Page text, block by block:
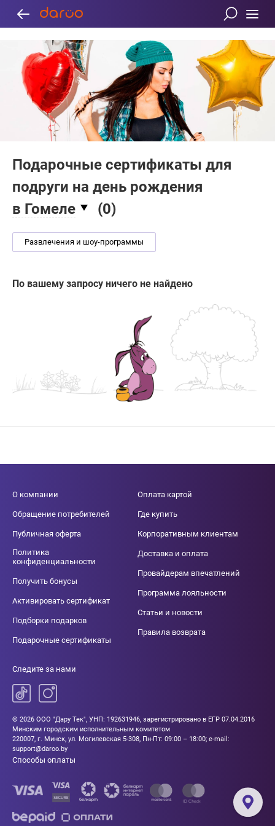
Подарочные сертификаты для
подруги на день рождения
в Гомеле
(0)
Развлечения и шоу-программы
По вашему запросу ничего не найдено
О компании
Обращение потребителей
Публичная оферта
Политика
конфиденциальности
Получить бонусы
Активировать сертификат
Подборки подарков
Подарочные сертификаты
Оплата картой
Где купить
Корпоративным клиентам
Доставка и оплата
Провайдерам впечатлений
Программа лояльности
Статьи и новости
Правила возврата
Следите за нами
© 2026 ООО "Дару Тек", УНП: 192631946, зарегистрировано в ЕГР 07.04.2016
Минским городским исполнительным комитетом
220007, г. Минск, ул. Могилевская 5-308, Пн-Пт: 09:00 – 18:00; e-mail:
support@daroo.by
Способы оплаты